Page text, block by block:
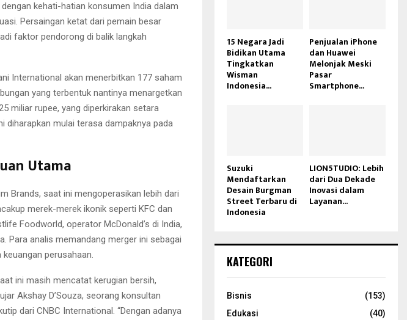
kehati-hatian konsumen India dalam
Persaingan ketat dari pemain besar
faktor pendorong di balik langkah
International akan menerbitkan 177 saham
yang terbentuk nantinya menargetkan
miliar rupee, yang diperkirakan setara
diharapkan mulai terasa dampaknya pada
Utama
Brands, saat ini mengoperasikan lebih dari
merek-merek ikonik seperti KFC dan
Foodworld, operator McDonald’s di India,
Para analis memandang merger ini sebagai
perusahaan.
ini masih mencatat kerugian bersih,
Akshay D’Souza, seorang konsultan
dari CNBC International. “Dengan adanya
15 Negara Jadi
Bidikan Utama
Tingkatkan
Wisman
Indonesia...
Penjualan iPhone
dan Huawei
Melonjak Meski
Pasar
Smartphone...
Suzuki
Mendaftarkan
Desain Burgman
Street Terbaru di
Indonesia
LION5TUDIO: Lebih
dari Dua Dekade
Inovasi dalam
Layanan...
KATEGORI
Bisnis
(153)
Edukasi
(40)